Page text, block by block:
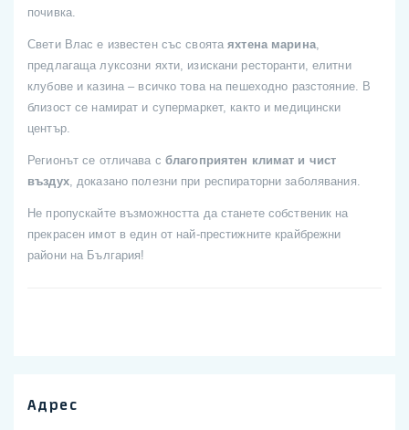
почивка.
Свети Влас е известен със своятаяхтена марина,
предлагаща луксозни яхти, изискани ресторанти, елитни
клубове и казина – всичко това на пешеходно разстояние. В
близост се намират и супермаркет, както и медицински
център.
Регионът се отличава с благоприятен климат и чист
въздух, доказано полезни при респираторни заболявания.
Не пропускайте възможността да станете собственик на
прекрасен имот в един от най-престижните крайбрежни
райони на България!
Адрес